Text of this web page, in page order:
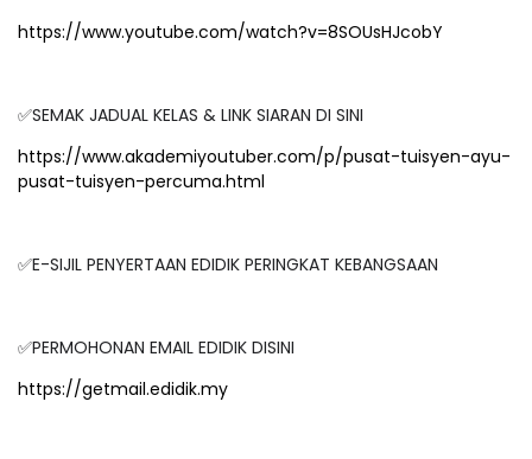
https://www.youtube.com/watch?v=8SOUsHJcobY
✅SEMAK JADUAL KELAS & LINK SIARAN DI SINI
https://www.akademiyoutuber.com/p/pusat-tuisyen-ayu-
pusat-tuisyen-percuma.html
✅E-SIJIL PENYERTAAN EDIDIK PERINGKAT KEBANGSAAN
✅PERMOHONAN EMAIL EDIDIK DISINI
https://getmail.edidik.my